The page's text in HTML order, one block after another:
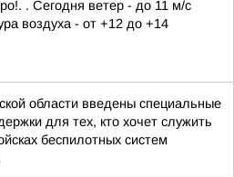
. Сегодня ветер - до 11 м/с
воздуха - от +12 до +14
области введены специальные
для тех, кто хочет служить
беспилотных систем